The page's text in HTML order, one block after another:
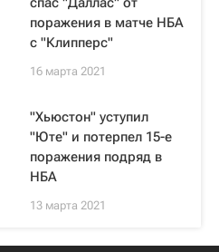
поражения в матче НБА
с "Клипперс"
16 марта 2021
"Хьюстон" уступил
"Юте" и потерпел 15-е
поражения подряд в
НБА
13 марта 2021